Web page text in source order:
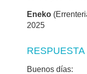
Eneko
2025
RESPUESTA
Buenos días: